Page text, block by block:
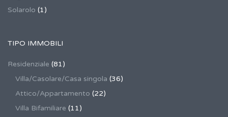
Solarolo (1)
TIPO IMMOBILI
Residenziale (81)
Villa/Casolare/Casa singola (36)
Attico/Appartamento (22)
Villa Bifamiliare (11)